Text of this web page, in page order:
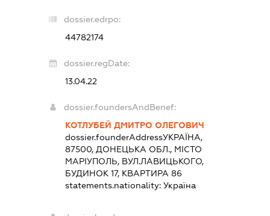
dossier.edrpo:
44782174
dossier.regDate:
13.04.22
dossier.foundersAndBenef:
КОТЛУБЕЙ ДМИТРО ОЛЕГОВИЧ
dossier.founderAddressУКРАЇНА,
87500, ДОНЕЦЬКА ОБЛ., МІСТО
МАРІУПОЛЬ, ВУЛ.ЛАВИЦЬКОГО,
БУДИНОК 17, КВАРТИРА 86
statements.nationality: Україна